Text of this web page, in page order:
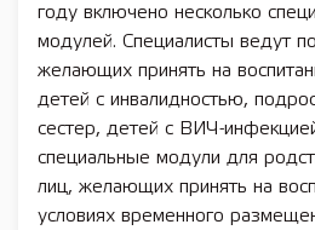
году включено несколько
модулей. Специалисты ведут
желающих принять на
детей с инвалидностью,
сестер, детей с ВИЧ-
специальные модули для
лиц, желающих принять на
условиях временного